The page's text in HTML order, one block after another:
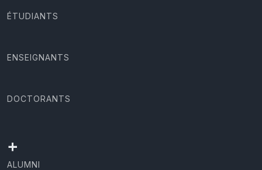
ÉTUDIANTS
ENSEIGNANTS
DOCTORANTS
+
ALUMNI